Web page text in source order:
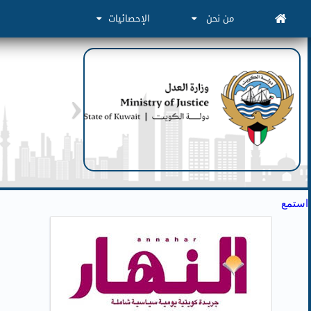
من نحن الإحصائيات
استمع